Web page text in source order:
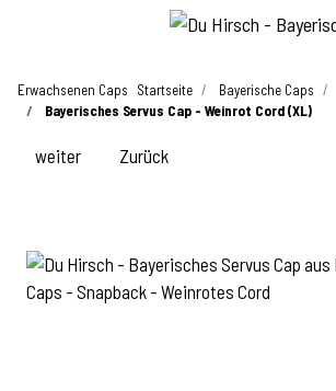
Erwachsenen Caps Startseite Bayerische Caps
Bayerisches Servus Cap - Weinrot Cord (XL)
weiter Zurück